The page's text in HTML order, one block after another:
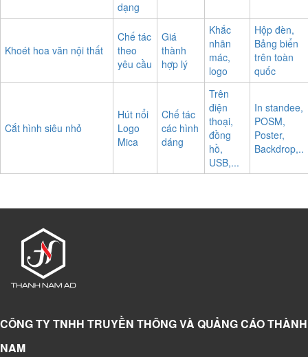
dạng
Khoét hoa văn nội thất
Chế tác
theo
yêu cầu
Giá
thành
hợp lý
Khắc
nhãn
mác,
logo
Hộp đèn,
Bảng biển
trên toàn
quốc
Cắt hình siêu nhỏ
Hút nổi
Logo
Mica
Chế tác
các hình
dáng
Trên
điện
thoại,
đồng
hồ,
USB,...
In standee,
POSM,
Poster,
Backdrop,..
CÔNG TY TNHH TRUYỀN THÔNG VÀ QUẢNG CÁO THÀNH
NAM